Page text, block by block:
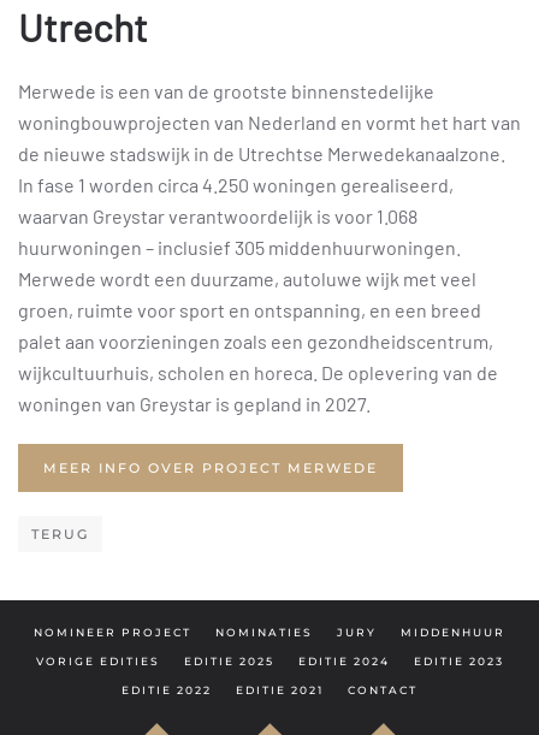
Utrecht
Merwede is een van de grootste binnenstedelijke
woningbouwprojecten van Nederland en vormt het hart van
de nieuwe stadswijk in de Utrechtse Merwedekanaalzone.
In fase 1 worden circa 4.250 woningen gerealiseerd,
waarvan Greystar verantwoordelijk is voor 1.068
huurwoningen – inclusief 305 middenhuurwoningen.
Merwede wordt een duurzame, autoluwe wijk met veel
groen, ruimte voor sport en ontspanning, en een breed
palet aan voorzieningen zoals een gezondheidscentrum,
wijkcultuurhuis, scholen en horeca. De oplevering van de
woningen van Greystar is gepland in 2027.
MEER INFO OVER PROJECT MERWEDE
TERUG
NOMINEER PROJECT NOMINATIES JURY MIDDENHUUR
VORIGE EDITIES EDITIE 2025 EDITIE 2024 EDITIE 2023
EDITIE 2022 EDITIE 2021 CONTACT